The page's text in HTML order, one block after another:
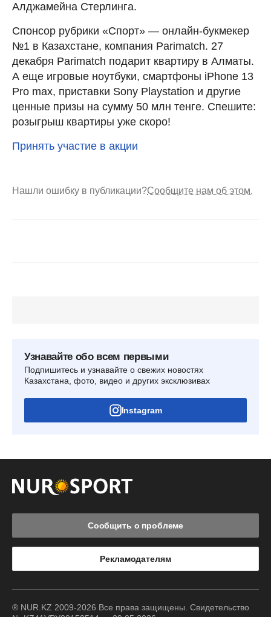
Алджамейна Стерлинга.
Спонсор рубрики «Спорт» — онлайн-букмекер
№1 в Казахстане, компания Parimatch. 27
декабря Parimatch подарит квартиру в Алматы.
А еще игровые ноутбуки, смартфоны iPhone 13
Pro max, приставки Sony Playstation и другие
ценные призы на сумму 50 млн тенге. Спешите:
розыгрыш квартиры уже скоро!
Принять участие в акции
Нашли ошибку в публикации?Сообщите нам об этом.
Узнавайте обо всем первыми
Подпишитесь и узнавайте о свежих новостях
Казахстана, фото, видео и других эксклюзивах
Instagram
Сообщить о проблеме
Рекламодателям
® NUR.KZ 2009-2026 Все права защищены. Свидетельство